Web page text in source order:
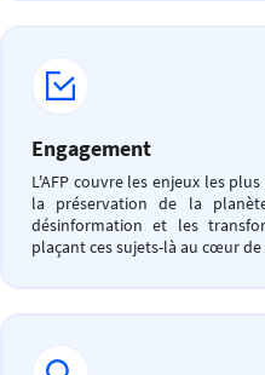
Engagement
L'AFP couvre les enjeux les
la préservation de la
désinformation et les
plaçant ces sujets-là au cœur